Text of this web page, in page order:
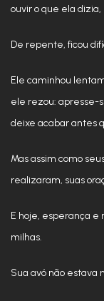
ouvir o que ela
De repente, ficou
Ele caminhou
ele rezou: apresse-
deixe acabar antes
Mas assim como
realizaram, suas
E hoje, esperança
milhas.
Sua avó não estava